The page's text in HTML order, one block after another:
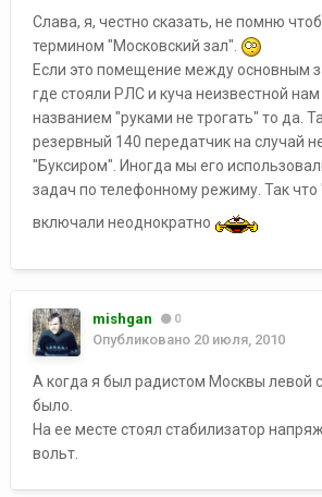
Слава, я, честно сказать, не помню
термином "Московский зал".
Если это помещение между основным
где стояли РЛС и куча неизвестной
названием "руками не трогать" то да.
резервный 140 передатчик на случай
"Буксиром". Иногда мы его
задач по телефонному режиму. Так что
включали неоднократно
mishgan 0
Опубликовано 20 июля, 2010
А когда я был радистом Москвы левой
было.
На ее месте стоял стабилизатор
вольт.